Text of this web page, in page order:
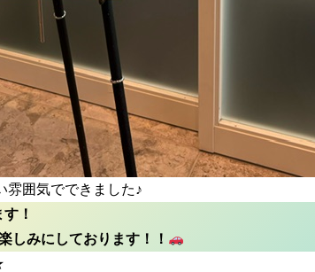
雰囲気でできました♪
！
しみにしております！！